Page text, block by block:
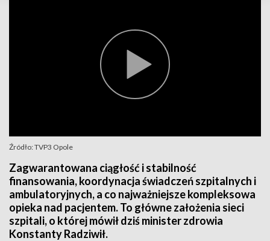
Źródło: TVP3 Opole
Zagwarantowana ciągłość i stabilność
finansowania, koordynacja świadczeń szpitalnych i
ambulatoryjnych, a co najważniejsze kompleksowa
opieka nad pacjentem. To główne założenia sieci
szpitali, o której mówił dziś minister zdrowia
Konstanty Radziwił.